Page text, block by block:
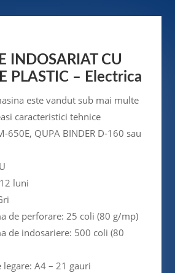
INDOSARIAT CU
PLASTIC – Electrica
este vandut sub mai multe
caracteristici tehnice
650E, QUPA BINDER D-160 sau
luni
de perforare: 25 coli (80 g/mp)
de indosariere: 500 coli (80
A4 – 21 gauri